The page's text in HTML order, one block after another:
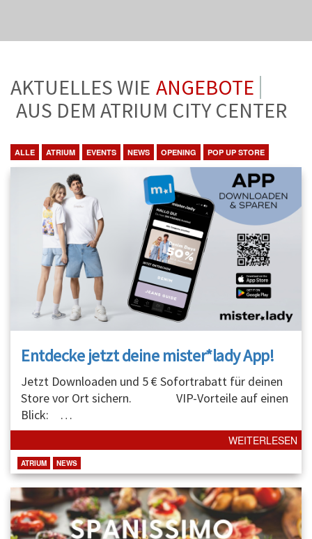
AKTUELLES WIE ANGEBOTE
AUS DEM ATRIUM CITY CENTER
ALLE ATRIUM EVENTS NEWS OPENING POP UP STORE
Entdecke jetzt deine mister*lady App!
Jetzt Downloaden und 5 € Sofortrabatt für deinen
Store vor Ort sichern. VIP-Vorteile auf einen
Blick: …
WEITERLESEN
ATRIUM NEWS